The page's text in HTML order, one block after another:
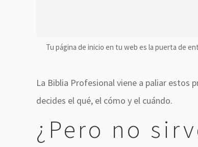
Tu página de inicio en tu web es la puerta de
La Biblia Profesional viene a paliar estos
decides el qué, el cómo y el cuándo.
¿Pero no